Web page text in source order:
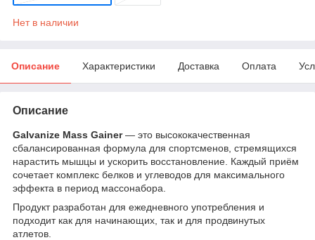
Нет в наличии
Описание Характеристики Доставка Оплата
Описание
Galvanize Mass Gainer— это высококачественная
сбалансированная формула для спортсменов, стремящихся
нарастить мышцы и ускорить восстановление. Каждый приём
сочетает комплекс белков и углеводов для максимального
эффекта в период массонабора.
Продукт разработан для ежедневного употребления и
подходит как для начинающих, так и для продвинутых
атлетов.